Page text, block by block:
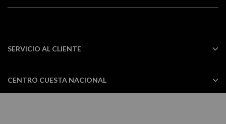
informativo:
SERVICIO AL CLIENTE
CENTRO CUESTA NACIONAL